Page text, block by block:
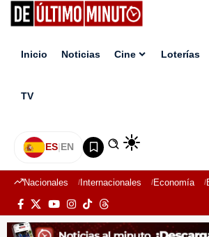
Inicio Noticias Cine Loterías
TV
ES|EN
Nacionales Internacionales Economía